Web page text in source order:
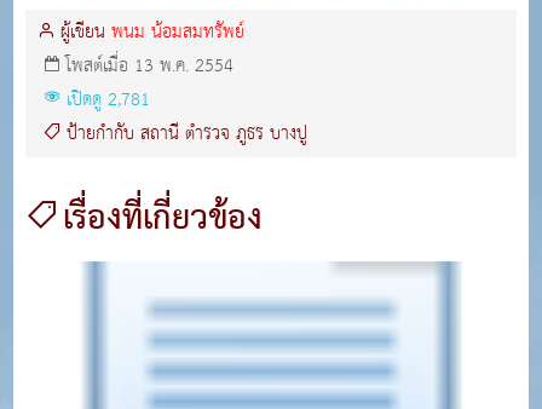
ผู้เขียนพนม น้อมสมทรัพย์
โพสต์เมื่อ 13 พ.ค. 2554
เปิดดู 2,781
ป้ายกำกับสถานีตำรวจ ภูธร บางปู
เรื่องที่เกี่ยวข้อง